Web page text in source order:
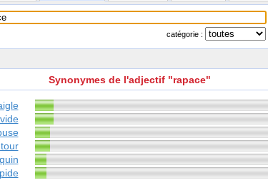
catégorie :
Synonymes de l'adjectif "rapace"